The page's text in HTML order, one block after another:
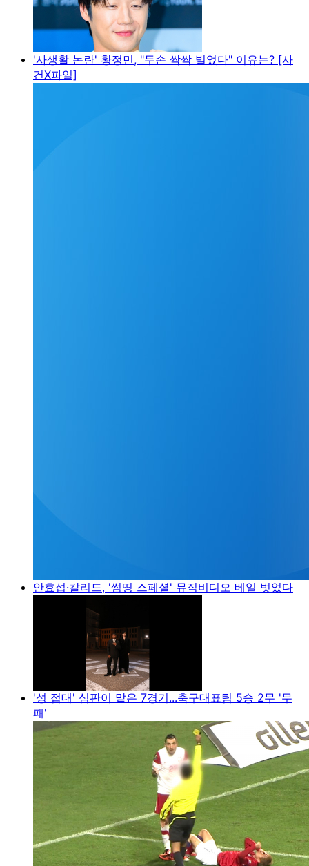
'사생활 논란' 황정민, "두손 싹싹 빌었다" 이유는? [사
건X파일]
안효섭·칼리드, '썸띵 스페셜' 뮤직비디오 베일 벗었다
'성 접대' 심판이 맡은 7경기...축구대표팀 5승 2무 '무
패'